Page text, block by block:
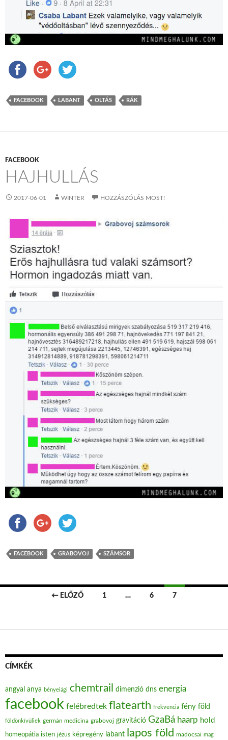
FACEBOOK LABANT OLTÁS RÁK
FACEBOOK
HAJHULLÁS
2017-06-01 WINTER HOZZÁSZÓLÁS MOST!
FACEBOOK GRABOVOJ SZÁMSOR
← ELŐZŐ 1 … 6 7
CÍMKÉK
angyal anya bényeiági chemtrail dimenzió dns energia
facebook felébredtek flatearth frekvencia fény föld
földönkívüliek germán medicina grabovoj gravitáció GzaBá haarp hold
homeopátia isten jézus képregény labant lapos föld madocsai mag